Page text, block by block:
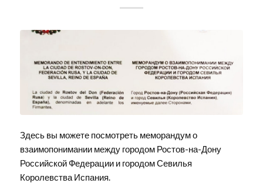
Здесь вы можете посмотреть меморандум о
взаимопонимании между городом Ростов-на-Дону
Российской Федерации и городом Севилья
Королевства Испания.